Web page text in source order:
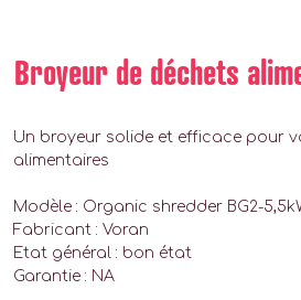
Broyeur de déchets
Un broyeur solide et efficace pour
alimentaires
Modèle : Organic shredder BG2-
Fabricant : Voran
Etat général : bon état
Garantie : NA